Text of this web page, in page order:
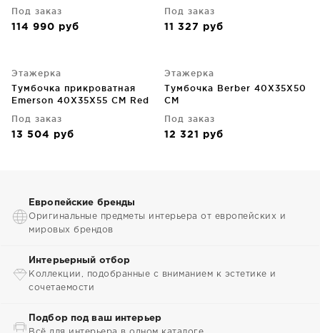
Под заказ
114 990 руб
Под заказ
11 327 руб
Этажерка
Тумбочка прикроватная
Emerson 40X35X55 CM Red
Под заказ
13 504 руб
Этажерка
Тумбочка Berber 40X35X50
CM
Под заказ
12 321 руб
Европейские бренды
Оригинальные предметы интерьера от европейских и
мировых брендов
Интерьерный отбор
Коллекции, подобранные с вниманием к эстетике и
сочетаемости
Подбор под ваш интерьер